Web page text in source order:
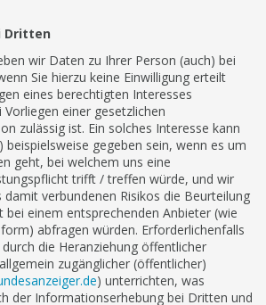
Dritten
wir Daten zu Ihrer Person (auch) bei
Sie hierzu keine Einwilligung erteilt
eines berechtigten Interesses
einer gesetzlichen
zulässig ist. Ein solches Interesse kann
beispielsweise gegeben sein, wenn es um
geht, bei welchem uns eine
trifft / treffen würde, und wir
damit verbundenen Risikos die Beurteilung
bei einem entsprechenden Anbieter (wie
abfragen würden. Erforderlichenfalls
die Heranziehung öffentlicher
zugänglicher (öffentlicher)
) unterrichten, was
der Informationserhebung bei Dritten und